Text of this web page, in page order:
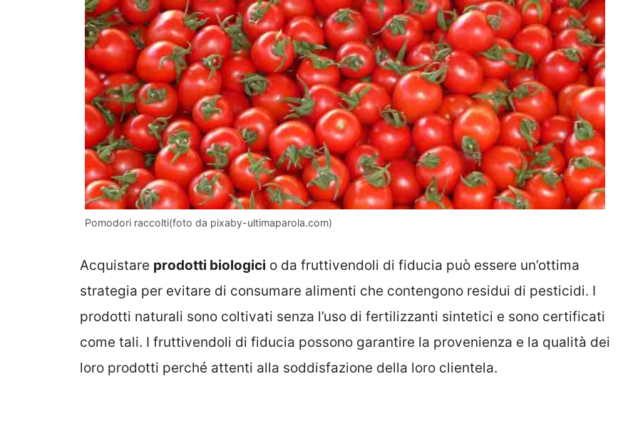
Pomodori raccolti(foto da pixaby-ultimaparola.com)
Acquistare prodotti biologici o da fruttivendoli di fiducia può essere un’ottima
strategia per evitare di consumare alimenti che contengono residui di pesticidi. I
prodotti naturali sono coltivati senza l’uso di fertilizzanti sintetici e sono certificati
come tali. I fruttivendoli di fiducia possono garantire la provenienza e la qualità dei
loro prodotti perché attenti alla soddisfazione della loro clientela.